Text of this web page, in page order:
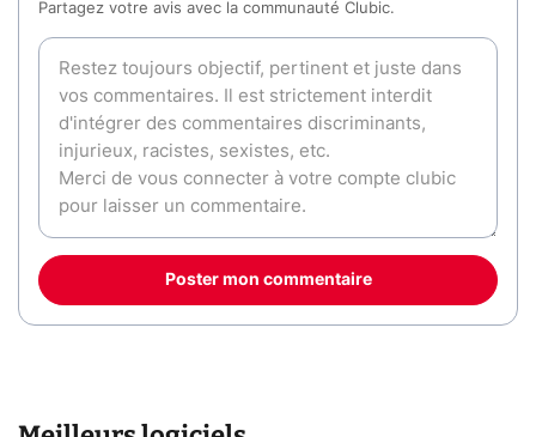
Partagez votre avis avec la communauté Clubic.
Poster mon commentaire